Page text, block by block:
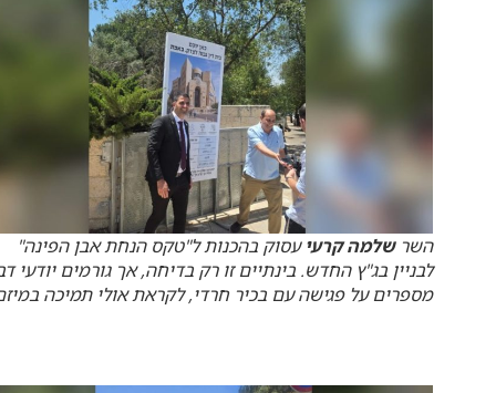
השרשלמה קרעיעסוק בהכנות ל"טקס הנחת אבן הפינה"
לבניין בג"ץ החדש. בינתיים זו רק בדיחה, אך גורמים יודעי
מספרים על פגישה עם בכיר חרדי, לקראת אולי תמיכה